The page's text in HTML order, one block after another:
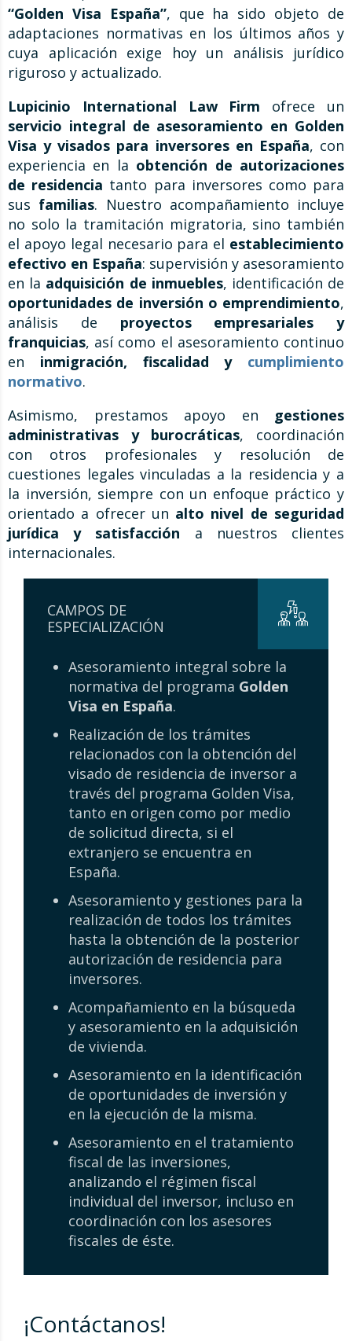
“Golden Visa España”, que ha sido objeto de
adaptaciones normativas en los últimos años y
cuya aplicación exige hoy un análisis jurídico
riguroso y actualizado.
Lupicinio International Law Firm ofrece un
servicio integral de asesoramiento en Golden
Visa y visados para inversores en España, con
experiencia en la obtención de autorizaciones
de residencia tanto para inversores como para
sus familias. Nuestro acompañamiento incluye
no solo la tramitación migratoria, sino también
el apoyo legal necesario para el establecimiento
efectivo en España: supervisión y asesoramiento
en la adquisición de inmuebles, identificación de
oportunidades de inversión o emprendimiento,
análisis de proyectos empresariales y
franquicias, así como el asesoramiento continuo
en inmigración, fiscalidad y cumplimiento
normativo.
Asimismo, prestamos apoyo en gestiones
administrativas y burocráticas, coordinación
con otros profesionales y resolución de
cuestiones legales vinculadas a la residencia y a
la inversión, siempre con un enfoque práctico y
orientado a ofrecer un alto nivel de seguridad
jurídica y satisfacción a nuestros clientes
internacionales.
CAMPOS DE
ESPECIALIZACIÓN
Asesoramiento integral sobre la
normativa del programa Golden
Visa en España.
Realización de los trámites
relacionados con la obtención del
visado de residencia de inversor a
través del programa Golden Visa,
tanto en origen como por medio
de solicitud directa, si el
extranjero se encuentra en
España.
Asesoramiento y gestiones para la
realización de todos los trámites
hasta la obtención de la posterior
autorización de residencia para
inversores.
Acompañamiento en la búsqueda
y asesoramiento en la adquisición
de vivienda.
Asesoramiento en la identificación
de oportunidades de inversión y
en la ejecución de la misma.
Asesoramiento en el tratamiento
fiscal de las inversiones,
analizando el régimen fiscal
individual del inversor, incluso en
coordinación con los asesores
fiscales de éste.
¡Contáctanos!